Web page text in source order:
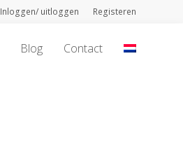
Inloggen/ uitloggen Registeren
Blog Contact